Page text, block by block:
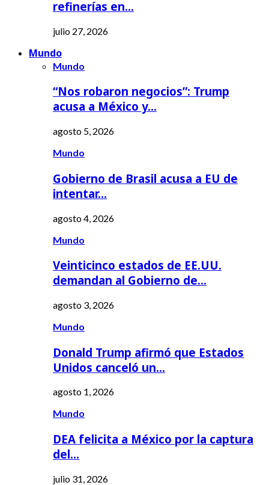
refinerías en…
julio 27, 2026
Mundo
Mundo
“Nos robaron negocios”: Trump
acusa a México y…
agosto 5, 2026
Mundo
Gobierno de Brasil acusa a EU de
intentar…
agosto 4, 2026
Mundo
Veinticinco estados de EE.UU.
demandan al Gobierno de…
agosto 3, 2026
Mundo
Donald Trump afirmó que Estados
Unidos canceló un…
agosto 1, 2026
Mundo
DEA felicita a México por la captura
del…
julio 31, 2026